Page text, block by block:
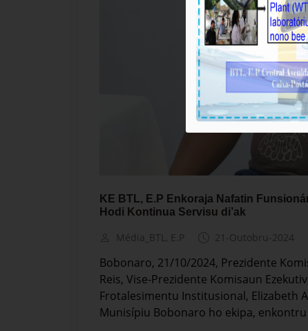
KE BTL, E.P Enkoraja Nafatin
Hodi Kontinua Servisu di’ak
Média_BTL, E.P 21-Outobru-2024
Bobonaro, 21/10/2024, Prezidente
Reis, Vise-Prezidente Komisaun
Frotalesimentu Institusional, Elizabeth
Munisípiu Bobonaro ho ekipa, enkontru